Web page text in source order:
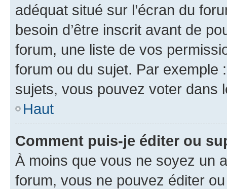
adéquat situé sur l’écran du
besoin d’être inscrit avant de
forum, une liste de vos
forum ou du sujet. Par exemple
sujets, vous pouvez voter dans
Haut
Comment puis-je éditer ou
À moins que vous ne soyez un
forum, vous ne pouvez éditer